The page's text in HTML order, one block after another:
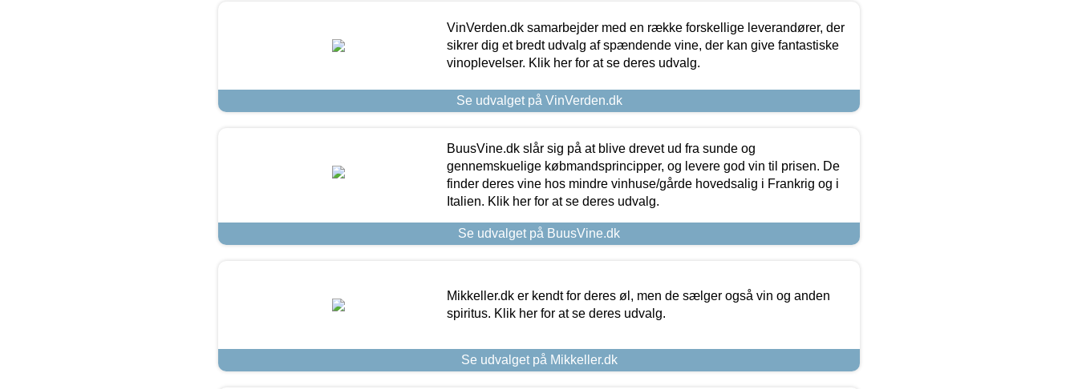
VinVerden.dk samarbejder med en række forskellige leverandører, der
sikrer dig et bredt udvalg af spændende vine, der kan give fantastiske
vinoplevelser. Klik her for at se deres udvalg.
Se udvalget på VinVerden.dk
BuusVine.dk slår sig på at blive drevet ud fra sunde og
gennemskuelige købmandsprincipper, og levere god vin til prisen. De
finder deres vine hos mindre vinhuse/gårde hovedsalig i Frankrig og i
Italien. Klik her for at se deres udvalg.
Se udvalget på BuusVine.dk
Mikkeller.dk er kendt for deres øl, men de sælger også vin og anden
spiritus. Klik her for at se deres udvalg.
Se udvalget på Mikkeller.dk